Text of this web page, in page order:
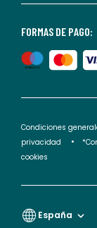
FORMAS DE PAGO:
Condiciones
privacidad
cookies
España